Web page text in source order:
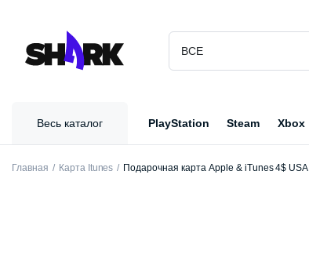
Весь каталог PlayStation Steam Xbox
Главная Карта Itunes Подарочная карта Apple & iTunes 4$ USA